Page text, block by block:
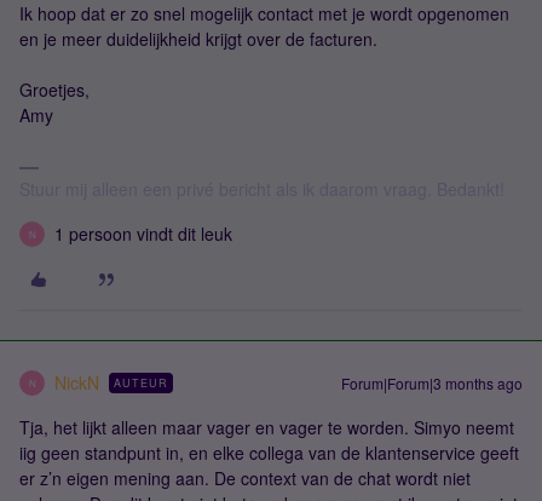
Ik hoop dat er zo snel mogelijk contact met je wordt opgenomen
en je meer duidelijkheid krijgt over de facturen.
Groetjes,
Amy
N 1 persoon vindt dit leuk
N NickN AUTEUR Forum|Forum|3 months ago
Tja, het lijkt alleen maar vager en vager te worden. Simyo neemt
iig geen standpunt in, en elke collega van de klantenservice geeft
er z’n eigen mening aan. De context van de chat wordt niet